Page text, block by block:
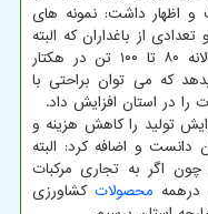
و اظهار داشت: نمونه های
از باغداران که البته
تعدادشان اکنون کمتر از ۱۰ نفر است سالانه ۸۰ تا ۱۰۰ تن در هکتار
که می توان براحتی با
را در استان افزایش داد.
تولید را کاهش هزینه و
دانست و اضافه کرد: البته
اگر به تجاری مرکبات
محصولات کشاورزی